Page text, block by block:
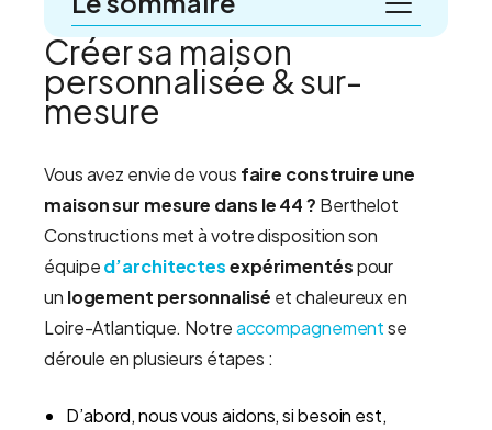
Créer sa maison
personnalisée & sur-
mesure
Vous avez envie de vous faire construire une
maison sur mesure dans le 44 ? Berthelot
Constructions met à votre disposition son
équiped’architectesexpérimentéspour
un logement personnalisé et chaleureux en
Loire-Atlantique. Notreaccompagnementse
déroule en plusieurs étapes :
D’abord, nous vous aidons, si besoin est,
Créer sa maison personnalisée & sur-mesure
Nos maisons d’architecte bioclimatique
Nos maisons d’architecte bioclimatique